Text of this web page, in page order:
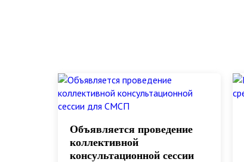
Объявляется проведение
коллективной
консультационной сессии